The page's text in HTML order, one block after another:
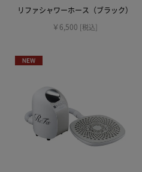
リファシャワーホース（ブラック）
￥6,500 [税込]